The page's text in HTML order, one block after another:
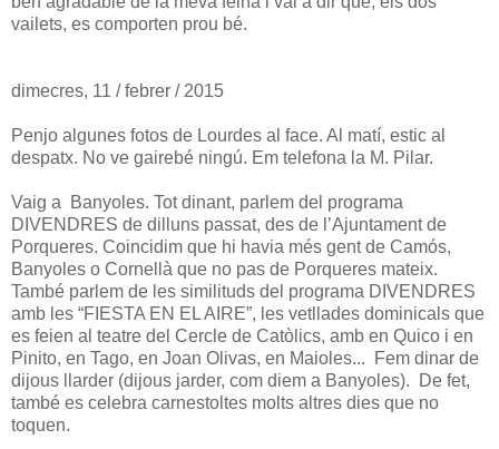
vailets, es comporten prou bé.
dimecres, 11 / febrer / 2015
Penjo algunes fotos de Lourdes al face. Al matí, estic al
despatx. No ve gairebé ningú. Em telefona la M. Pilar.
Vaig a Banyoles. Tot dinant, parlem del programa
DIVENDRES de dilluns passat, des de l’Ajuntament de
Porqueres. Coincidim que hi havia més gent de Camós,
Banyoles o Cornellà que no pas de Porqueres mateix.
També parlem de les similituds del programa DIVENDRES
amb les “FIESTA EN EL AIRE”, les vetllades dominicals que
es feien al teatre del Cercle de Catòlics, amb en Quico i en
Pinito, en Tago, en Joan Olivas, en Maioles... Fem dinar de
dijous llarder (dijous jarder, com diem a Banyoles). De fet,
també es celebra carnestoltes molts altres dies que no
toquen.